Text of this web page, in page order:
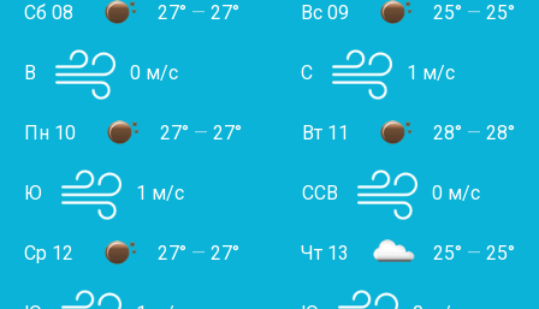
Сб 08 27° — 27°
В 0 м/с
Вс 09 25° — 25°
С 1 м/с
Пн 10 27° — 27°
Ю 1 м/с
Вт 11 28° — 28°
ССВ 0 м/с
Ср 12 27° — 27° Чт 13 25° — 25°